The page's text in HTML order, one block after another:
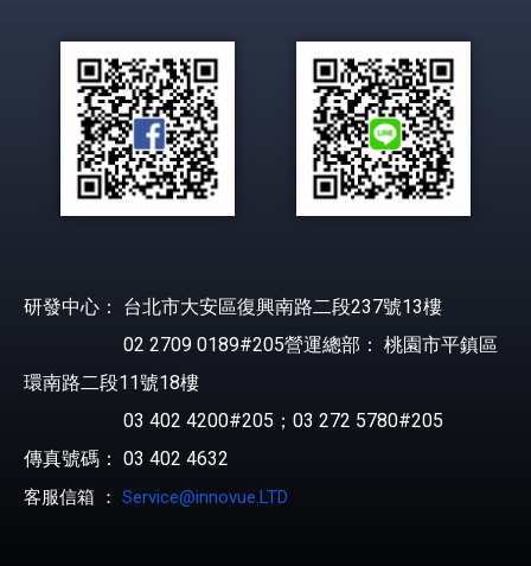
研發中心： 台北市大安區復興南路二段237號13樓
02 2709 0189#205營運總部： 桃園市平鎮區
環南路二段11號18樓
03 402 4200#205；03 272 5780#205
傳真號碼： 03 402 4632
客服信箱 ： Service@innovue.LTD